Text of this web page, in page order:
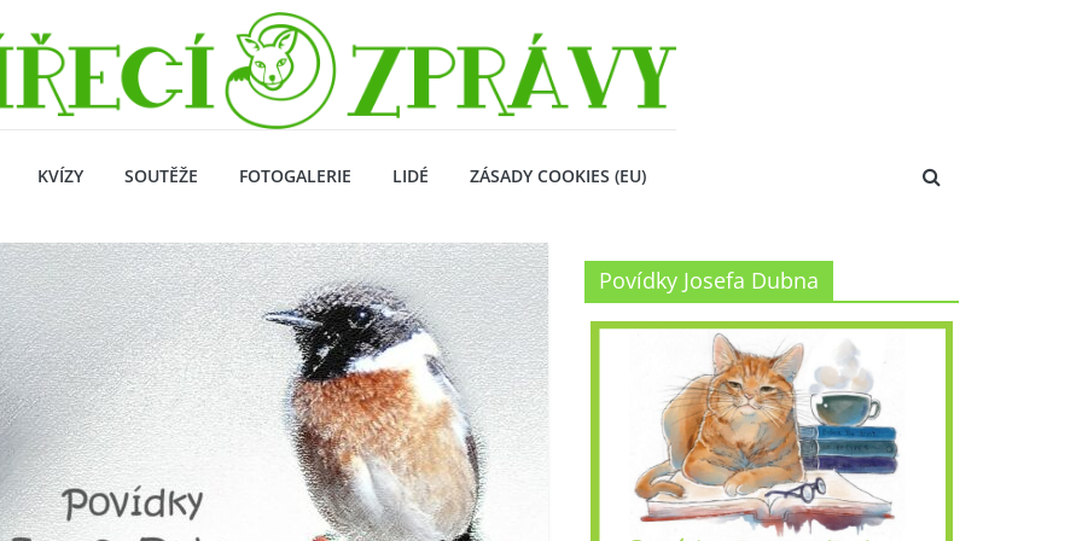
KVÍZY SOUTĚŽE FOTOGALERIE LIDÉ ZÁSADY COOKIES (EU)
Povídky Josefa Dubna